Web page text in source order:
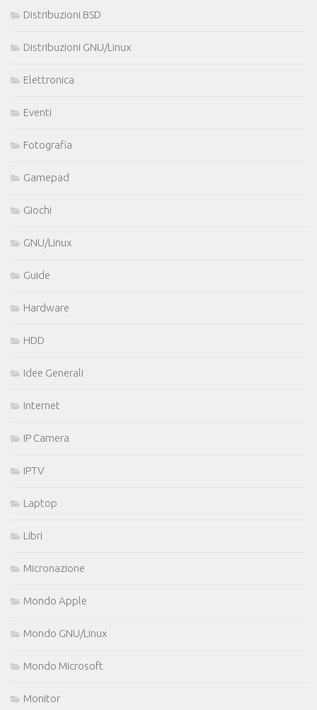
Distribuzioni BSD
Distribuzioni GNU/Linux
Elettronica
Eventi
Fotografia
Gamepad
Giochi
GNU/Linux
Guide
Hardware
HDD
Idee Generali
Internet
IP Camera
IPTV
Laptop
Libri
Micronazione
Mondo Apple
Mondo GNU/Linux
Mondo Microsoft
Monitor